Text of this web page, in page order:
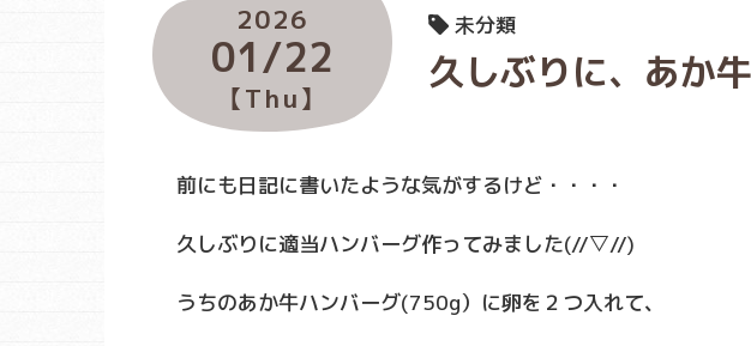
2026
01/22
【Thu】
未分類
久しぶりに、あか
前にも日記に書いたような気がするけど・・・・
久しぶりに適当ハンバーグ作ってみました(//▽//)
うちのあか牛ハンバーグ(750g）に卵を２つ入れて、